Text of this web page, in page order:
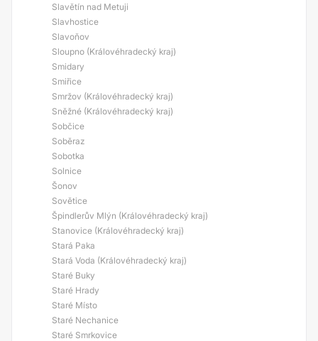
Slavětín nad Metuji
Slavhostice
Slavoňov
Sloupno (Královéhradecký kraj)
Smidary
Smiřice
Smržov (Královéhradecký kraj)
Sněžné (Královéhradecký kraj)
Sobčice
Soběraz
Sobotka
Solnice
Šonov
Sovětice
Špindlerův Mlýn (Královéhradecký kraj)
Stanovice (Královéhradecký kraj)
Stará Paka
Stará Voda (Královéhradecký kraj)
Staré Buky
Staré Hrady
Staré Místo
Staré Nechanice
Staré Smrkovice